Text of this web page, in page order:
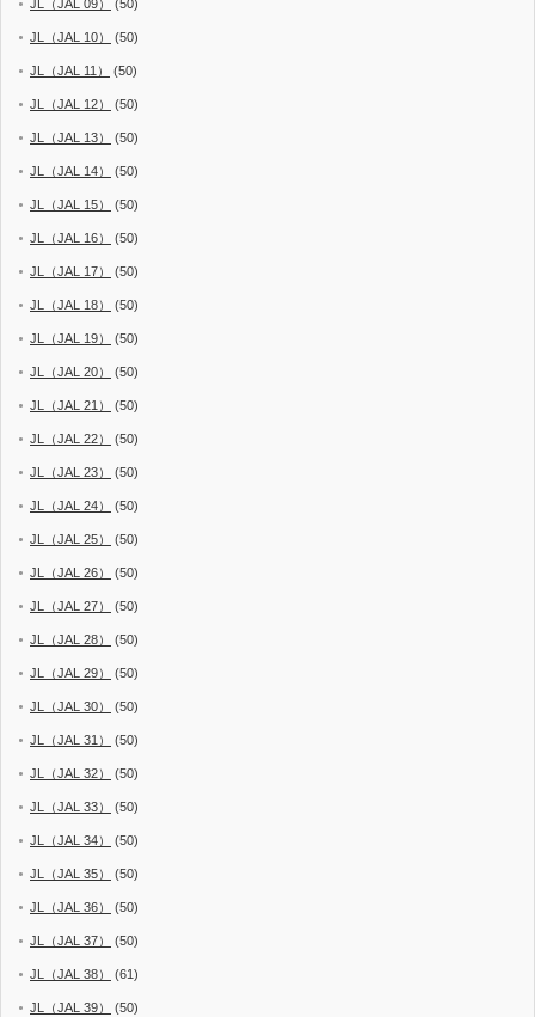
JL（JAL 09） (50)
JL（JAL 10） (50)
JL（JAL 11） (50)
JL（JAL 12） (50)
JL（JAL 13） (50)
JL（JAL 14） (50)
JL（JAL 15） (50)
JL（JAL 16） (50)
JL（JAL 17） (50)
JL（JAL 18） (50)
JL（JAL 19） (50)
JL（JAL 20） (50)
JL（JAL 21） (50)
JL（JAL 22） (50)
JL（JAL 23） (50)
JL（JAL 24） (50)
JL（JAL 25） (50)
JL（JAL 26） (50)
JL（JAL 27） (50)
JL（JAL 28） (50)
JL（JAL 29） (50)
JL（JAL 30） (50)
JL（JAL 31） (50)
JL（JAL 32） (50)
JL（JAL 33） (50)
JL（JAL 34） (50)
JL（JAL 35） (50)
JL（JAL 36） (50)
JL（JAL 37） (50)
JL（JAL 38） (61)
JL（JAL 39） (50)